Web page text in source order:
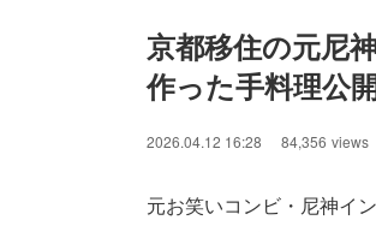
京都移住の元尼
作った手料理公
2026.04.12 16:28 84,356 views
元お笑いコンビ・尼神イ